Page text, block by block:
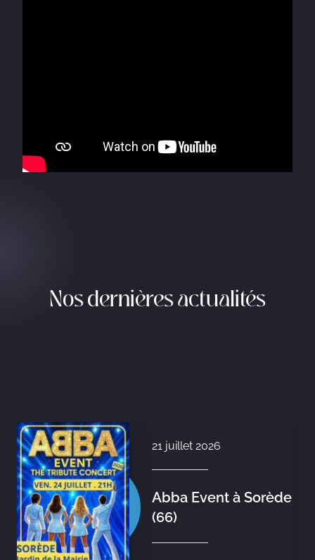
Nos dernières actualités
21 juillet 2026
Abba Event à Sorède
(66)